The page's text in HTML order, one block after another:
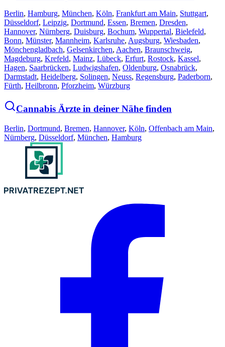
Berlin, Hamburg, München, Köln, Frankfurt am Main, Stuttgart,
Düsseldorf, Leipzig, Dortmund, Essen, Bremen, Dresden,
Hannover, Nürnberg, Duisburg, Bochum, Wuppertal, Bielefeld,
Bonn, Münster, Mannheim, Karlsruhe, Augsburg, Wiesbaden,
Mönchengladbach, Gelsenkirchen, Aachen, Braunschweig,
Magdeburg, Krefeld, Mainz, Lübeck, Erfurt, Rostock, Kassel,
Hagen, Saarbrücken, Ludwigshafen, Oldenburg, Osnabrück,
Darmstadt, Heidelberg, Solingen, Neuss, Regensburg, Paderborn,
Fürth, Heilbronn, Pforzheim, Würzburg
Cannabis Ärzte in deiner Nähe finden
Berlin, Dortmund, Bremen, Hannover, Köln, Offenbach am Main,
Nürnberg, Düsseldorf, München, Hamburg